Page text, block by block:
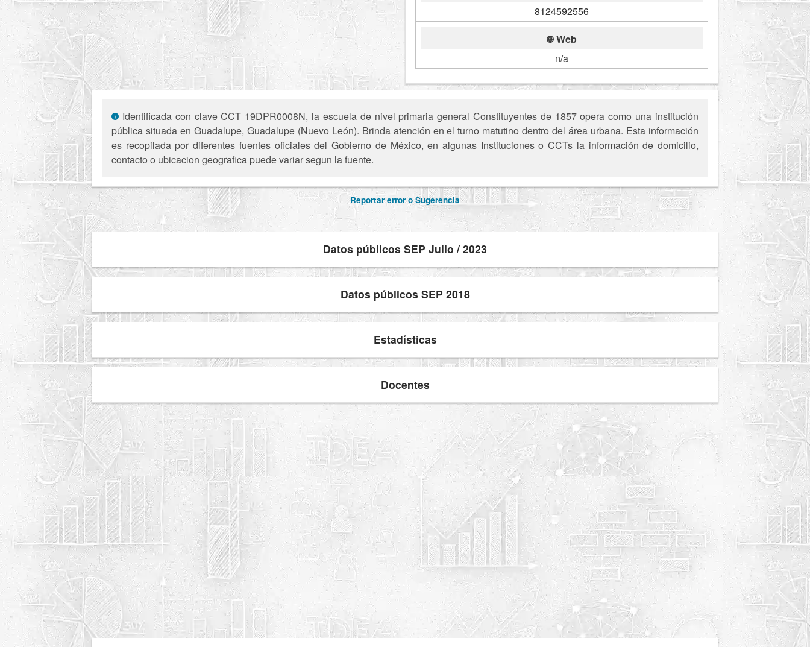
8124592556
Web
n/a
Identificada con clave CCT 19DPR0008N, la escuela de nivel primaria general Constituyentes de 1857 opera como una institución
pública situada en Guadalupe, Guadalupe (Nuevo León). Brinda atención en el turno matutino dentro del área urbana. Esta información
es recopilada por diferentes fuentes oficiales del Gobierno de México, en algunas Instituciones o CCTs la información de domicilio,
contacto o ubicacion geografica puede variar segun la fuente.
Reportar error o Sugerencia
Datos públicos SEP Julio / 2023
Datos públicos SEP 2018
Estadísticas
Docentes